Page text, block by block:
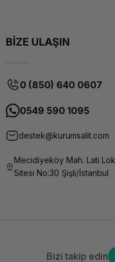
BİZE ULAŞIN
0 (850) 640 0607
0549 590 1095
destek@kurumsalit.com
Mecidiyeköy Mah. Lati
Sitesi No:30 Şişli/İstanbul
Bizi takip edin